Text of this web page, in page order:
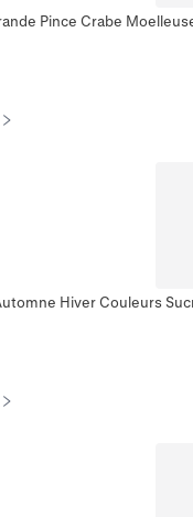
Pince Crabe
Hiver Couleurs